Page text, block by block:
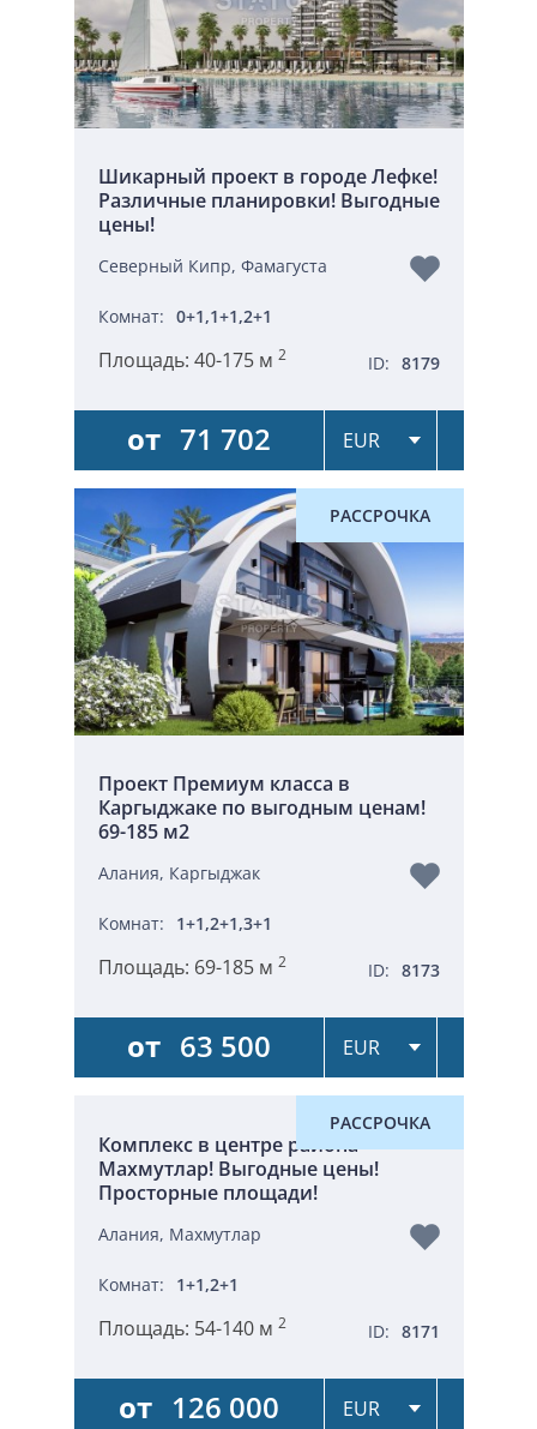
Шикарный проект в городе Лефке!
Различные планировки! Выгодные
цены!
Северный Кипр, Фамагуста
Комнат: 0+1,1+1,2+1
Площадь: 40-175 м 2 ID: 8179
от 71 702
РАССРОЧКА
Проект Премиум класса в
Каргыджаке по выгодным ценам!
69-185 м2
Алания, Каргыджак
Комнат: 1+1,2+1,3+1
Площадь: 69-185 м 2 ID: 8173
от 63 500
РАССРОЧКА
Комплекс в центре района
Махмутлар! Выгодные цены!
Просторные площади!
Алания, Махмутлар
Комнат: 1+1,2+1
Площадь: 54-140 м 2 ID: 8171
от 126 000